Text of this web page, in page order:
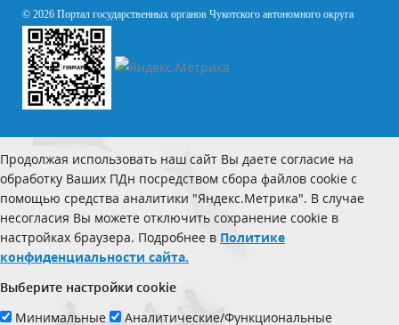
© 2026 Портал государственных органов Чукотского автономного округа
Продолжая использовать наш сайт Вы даете согласие на
обработку Ваших ПДн посредством сбора файлов cookie с
помощью средства аналитики "Яндекс.Метрика". В случае
несогласия Вы можете отключить сохранение cookie в
настройках браузера. Подробнее в Политике
конфиденциальности сайта.
Выберите настройки cookie
Минимальные
Аналитические/Функциональные